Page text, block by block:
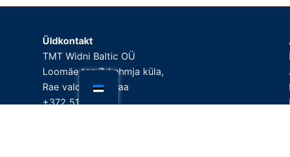
Üldkontakt
TMT Widni Baltic OÜ
Loomäe tee 7, Lehmja küla,
Rae vald, Harjumaa
+372 5190 2902